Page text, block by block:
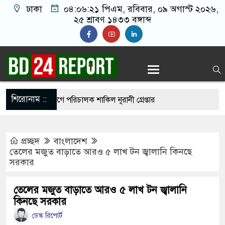
ঢাকা ০৪:০৬:২২ পিএম, রবিবার, ০৯ অগাস্ট ২০২৬,
২৫ শ্রাবণ ১৪৩৩ বঙ্গাব্দ
শিরোনাম ::
অভিযোগে পরিচালক শাকিল নূরানী গ্রেপ্তার
কামরা ভাঙচুরের অভিযোগ বিএনপি নেতাকর্মীদের
সব প্রতিষ্ঠানে রাজনীতিকরণ করছে: জামায়াত আমির
প্রচ্ছদ
বাংলাদেশ
তেলের মজুত বাড়াতে আরও ৫ লাখ টন জ্বালানি কিনছে
সরকার
তেলের মজুত বাড়াতে আরও ৫ লাখ টন জ্বালানি
কিনছে সরকার
ডেস্ক রিপোর্ট